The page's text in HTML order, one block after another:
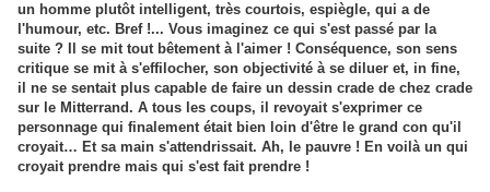
un homme plutôt intelligent, très courtois, espiègle, qui a de
l'humour, etc. Bref !... Vous imaginez ce qui s'est passé par la
suite ? Il se mit tout bêtement à l'aimer ! Conséquence, son sens
critique se mit à s'effilocher, son objectivité à se diluer et, in fine,
il ne se sentait plus capable de faire un dessin crade de chez crade
sur le Mitterrand. A tous les coups, il revoyait s'exprimer ce
personnage qui finalement était bien loin d'être le grand con qu'il
croyait… Et sa main s'attendrissait. Ah, le pauvre ! En voilà un qui
croyait prendre mais qui s'est fait prendre !